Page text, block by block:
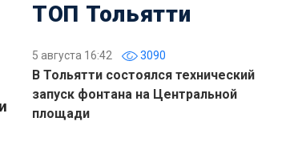
ТОП Тольятти
5 августа 16:42 3090
В Тольятти состоялся технический
запуск фонтана на Центральной
площади